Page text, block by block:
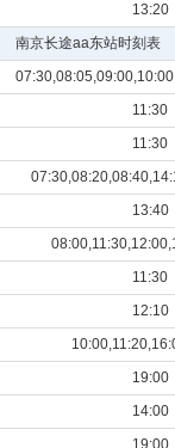
13:20
南京长途aa东站时刻表
11:30
11:30
13:40
11:30
12:10
19:00
14:00
19:00